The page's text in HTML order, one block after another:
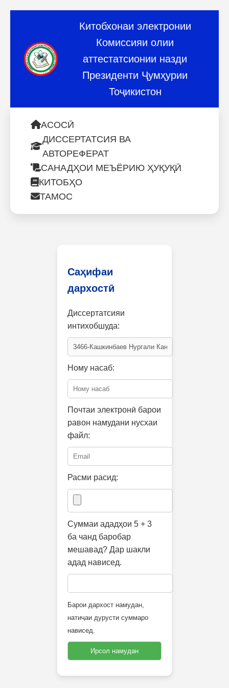
Китобхонаи электронии
Комиссияи олии
аттестатсионии назди
Президенти Ҷумҳурии
Тоҷикистон
АСОСӢ
ДИССЕРТАТСИЯ ВА
АВТОРЕФЕРАТ
САНАДҲОИ МЕЪЁРИЮ ҲУҚУҚӢ
КИТОБҲО
ТАМОС
Саҳифаи
дархостӣ
Диссертатсияи
интихобшуда:
Ному насаб:
Почтаи электронӣ барои
равон намудани нусхаи
файл:
Расми расид:
Суммаи ададҳои 5 + 3
ба чанд баробар
мешавад? Дар шакли
адад нависед.
Барои дархост намудан,
натиҷаи дурусти суммаро
нависед.
Ирсол намудан